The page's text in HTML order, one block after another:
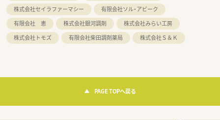
株式会社セイラファーマシー
有限会社ソル・アビーク
有限会社 恵
株式会社銀河調剤
株式会社みらい工房
株式会社トモズ
有限会社柴田調剤薬局 株式会社Ｓ＆Ｋ
PAGE TOPへ戻る